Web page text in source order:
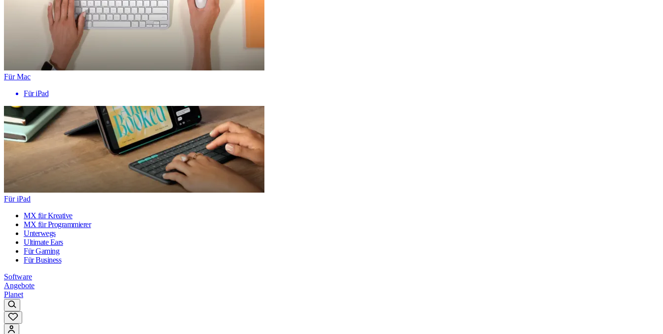
Für Mac
Für iPad
Für iPad
MX für Kreative
MX für Programmierer
Unterwegs
Ultimate Ears
Für Gaming
Für Business
Software
Angebote
Planet